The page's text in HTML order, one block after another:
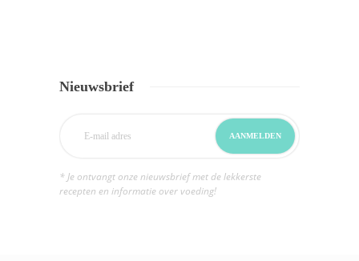
Nieuwsbrief
* Je ontvangt onze nieuwsbrief met de lekkerste
recepten en informatie over voeding!